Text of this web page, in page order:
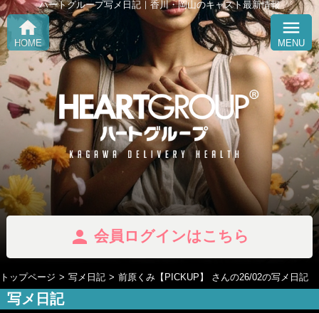
ハートグループ写メ日記｜香川・岡山のキャスト最新情報
home
HOME
menu
MENU
person 会員ログインはこちら
トップページ 写メ日記 前原くみ【PICKUP】 さんの26/02の写メ日記
写メ日記